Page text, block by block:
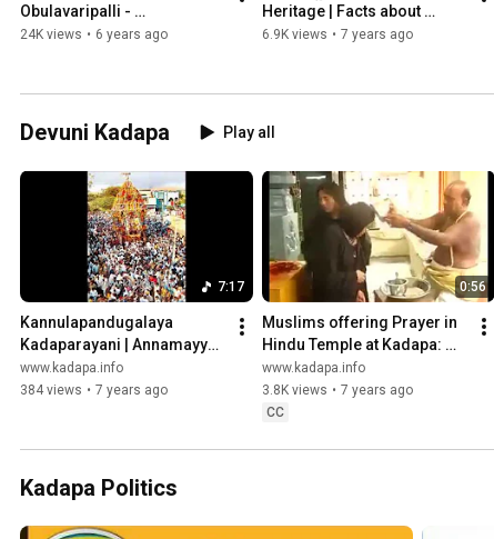
Obulavaripalli -
Krishnapatnam Railway Line
24K views • 6 years ago
Heritage | Facts about
Kadapa (Telugu)
6.9K views • 7 years ago
Devuni Kadapa Play all
7:17
Kannulapandugalaya
Kadaparayani | Annamayya
Sankeertanalu | Devuni
Kadapa Sankeertana
www.kadapa.info
384 views • 7 years ago
0:56
Muslims offering Prayer in
Hindu Temple at Kadapa:
Incredible India:
www.kadapa.info
3.8K views • 7 years ago
CC
Kadapa Politics